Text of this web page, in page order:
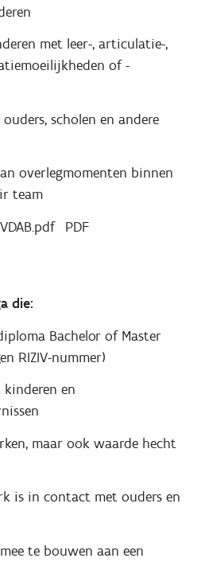
met leer-, articulatie-,
of -
scholen en andere
overlegmomenten binnen
team
PDF
die:
Bachelor of Master
RIZIV-nummer)
en
maar ook waarde hecht
is in contact met ouders en
te bouwen aan een